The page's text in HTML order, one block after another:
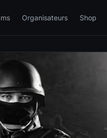
Organisateurs Shop